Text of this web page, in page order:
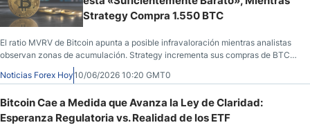
Strategy Compra 1.550 BTC
El ratio MVRV de Bitcoin apunta a posible infravaloración mientras analistas
observan zonas de acumulación. Strategy incrementa sus compras de BTC
en un entorno de alta incertidumbre.
Noticias Forex Hoy10/06/2026 10:20 GMT0
Bitcoin Cae a Medida que Avanza la Ley de Claridad:
Esperanza Regulatoria vs. Realidad de los ETF